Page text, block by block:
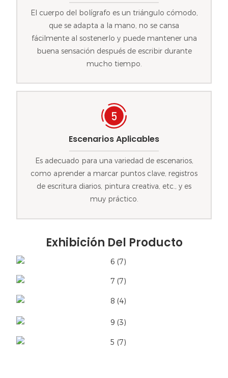
El cuerpo del bolígrafo es un triángulo cómodo,
que se adapta a la mano, no se cansa
fácilmente al sostenerlo y puede mantener una
buena sensación después de escribir durante
mucho tiempo.
Escenarios Aplicables
Es adecuado para una variedad de escenarios,
como aprender a marcar puntos clave, registros
de escritura diarios, pintura creativa, etc., y es
muy práctico.
Exhibición Del Producto